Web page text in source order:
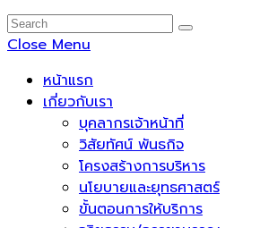
Close Menu
หน้าแรก
เกี่ยวกับเรา
บุคลากรเจ้าหน้าที่
วิสัยทัศน์ พันธกิจ
โครงสร้างการบริหาร
นโยบายและยุทธศาสตร์
ขั้นตอนการให้บริการ